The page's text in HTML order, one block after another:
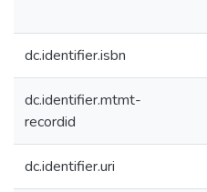
dc.identifier.isbn
dc.identifier.mtmt-
recordid
dc.identifier.uri